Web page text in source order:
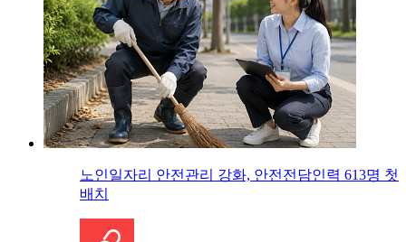
노인일자리 안전관리 강화, 안전전담인력 613명 첫
배치